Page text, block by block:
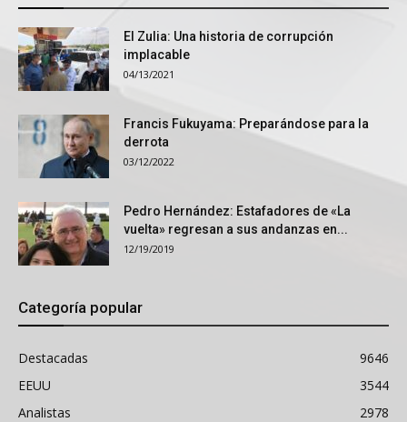
El Zulia: Una historia de corrupción
implacable
04/13/2021
Francis Fukuyama: Preparándose para la
derrota
03/12/2022
Pedro Hernández: Estafadores de «La
vuelta» regresan a sus andanzas en...
12/19/2019
Categoría popular
Destacadas
9646
EEUU
3544
Analistas
2978